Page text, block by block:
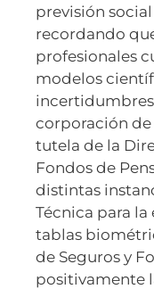
previsión
recordando
profesionales
modelos
corporación
tutela de la
Fondos de
distintas
Técnica para la
tablas
de Seguros y
positivamente